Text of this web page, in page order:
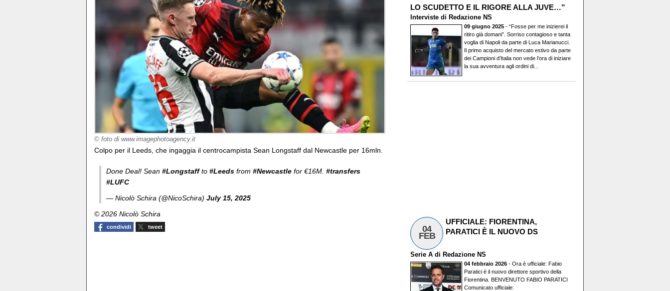
© foto di www.imagephotoagency.it
Colpo per il Leeds, che ingaggia il centrocampista Sean Longstaff dal Newcastle per 16mln.
Done Deal! Sean #Longstaffto #Leeds from #Newcastle for €16M. #transfers
#LUFC
— Nicolò Schira (@NicoSchira) July 15, 2025
© 2026 Nicolò Schira
condividi tweet
LO SCUDETTO E IL RIGORE ALLA JUVE…”
Interviste di Redazione NS
09 giugno 2025 - “Fosse per me inizierei il
ritiro già domani”. Sorriso contagioso e tanta
voglia di Napoli da parte di Luca Marianucci.
Il primo acquisto del mercato estivo da parte
dei Campioni d’Italia non vede l’ora di iniziare
la sua avventura agli ordini di...
04
FEB
UFFICIALE: FIORENTINA,
PARATICI È IL NUOVO DS
Serie A di Redazione NS
04 febbraio 2026 - Ora è ufficiale: Fabio
Paratici è il nuovo direttore sportivo della
Fiorentina. BENVENUTO FABIO PARATICI️
Comunicato ufficiale: